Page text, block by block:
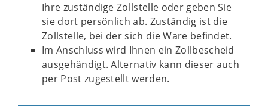
Ihre zuständige Zollstelle oder geben Sie
sie dort persönlich ab. Zuständig ist die
Zollstelle, bei der sich die Ware befindet.
Im Anschluss wird Ihnen ein Zollbescheid
ausgehändigt. Alternativ kann dieser auch
per Post zugestellt werden.